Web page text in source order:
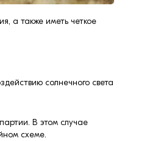
а также иметь четкое
солнечного света
В этом случае
схеме.